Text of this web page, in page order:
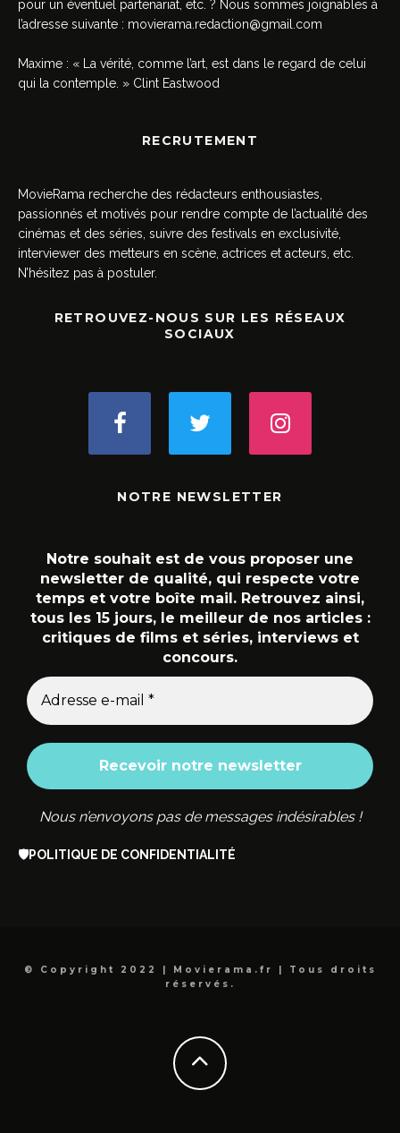
pour un éventuel partenariat, etc. ? Nous sommes joignables à
l’adresse suivante : movierama.redaction@gmail.com
Maxime : « La vérité, comme l’art, est dans le regard de celui
qui la contemple. » Clint Eastwood
RECRUTEMENT
MovieRama recherche des rédacteurs enthousiastes,
passionnés et motivés pour rendre compte de l’actualité des
cinémas et des séries, suivre des festivals en exclusivité,
interviewer des metteurs en scène, actrices et acteurs, etc.
N’hésitez pas à postuler.
RETROUVEZ-NOUS SUR LES RÉSEAUX
SOCIAUX
NOTRE NEWSLETTER
Notre souhait est de vous proposer une
newsletter de qualité, qui respecte votre
temps et votre boîte mail. Retrouvez ainsi,
tous les 15 jours, le meilleur de nos articles :
critiques de films et séries, interviews et
concours.
Nous n’envoyons pas de messages indésirables !
🛡️POLITIQUE DE CONFIDENTIALITÉ
© Copyright 2022 | Movierama.fr | Tous droits
réservés.